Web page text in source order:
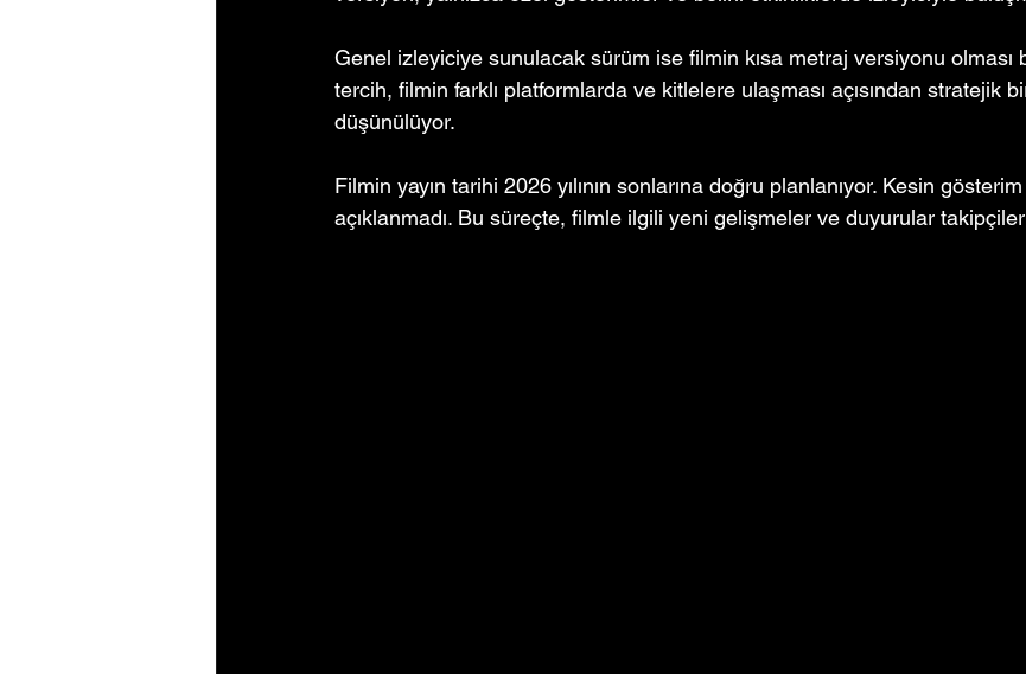
Genel izleyiciye sunulacak sürüm ise filmin kısa metraj versiyonu olması
tercih, filmin farklı platformlarda ve kitlelere ulaşması açısından stratejik
düşünülüyor.
Filmin yayın tarihi 2026 yılının sonlarına doğru planlanıyor. Kesin
açıklanmadı. Bu süreçte, filmle ilgili yeni gelişmeler ve duyurular